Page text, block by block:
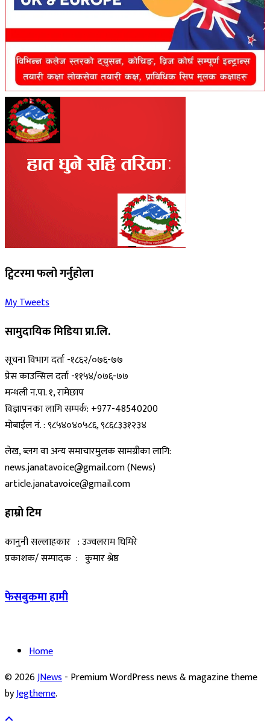
ट्विटरमा फलो गर्नुहोला
My Tweets
सामुदायिक मिडिया प्रा.लि.
सूचना विभाग दर्ता -१८६२/०७६-७७
प्रेस काउन्सिल दर्ता -११५४/०७६-७७
मन्थली न.पा. १, रामेछाप
विज्ञापनका लागि सम्पर्क: +977-48540200
मोबाईल नं. : ९८५४०४०५८६, ९८६८३३१२३४
लेख, ब्लग वा अन्य समाचारमुलक सामग्रीका लागि:
news.janatavoice@gmail.com (News)
article.janatavoice@gmail.com
हाम्रो टिम
कानुनी सल्लाहकार : उज्वलराम घिमिरे
प्रकाशक/ सम्पादक : कुमार श्रेष्ठ
फेसबुकमा हामी
Home
© 2026JNews- Premium WordPress news & magazine theme
byJegtheme.